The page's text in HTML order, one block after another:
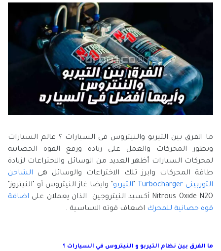
ما الفرق بين التيربو والنيتروس فى السيارات ؟ عالم السيارات
وتطور المحركات والعمل على زيادة ورفع القوة الحصانية
لمحركات السيارات أظهر العديد من الوسائل والاختراعات لزيادة
طاقة المحركات وابرز تلك الاختراعات والوسائل هى الشاحن
التوربينى Turbocharger التيربو " وايضا غاز النيتروس أو "النيتروز"
Nitrous Oxide N2O أكسيد النيتروجين الذان يعملان على
اضافة
قوة حصانية للمحرك اضعاف قوته الاساسية .
ما الفرق بين نظام التيربو و النيتروس في السيارات ؟